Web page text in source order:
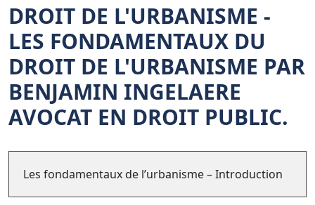
DROIT DE L'URBANISME -
LES FONDAMENTAUX DU
DROIT DE L'URBANISME PAR
BENJAMIN INGELAERE
AVOCAT EN DROIT PUBLIC.
Les fondamentaux de l’urbanisme – Introduction